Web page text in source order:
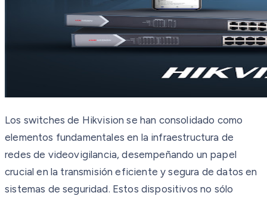
Los switches de Hikvision se han consolidado como
elementos fundamentales en la infraestructura de
redes de videovigilancia, desempeñando un papel
crucial en la transmisión eficiente y segura de datos en
sistemas de seguridad. Estos dispositivos no sólo